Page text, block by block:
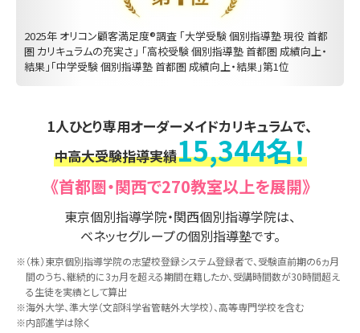
2025年 オリコン顧客満足度®調査 「大学受験 個別指導塾 現役 首都
圏 カリキュラムの充実さ」 「高校受験 個別指導塾 首都圏 成績向上・
結果」「中学受験 個別指導塾 首都圏 成績向上・結果」第1位
1人ひとり専用オーダーメイドカリキュラムで、
中高大受験指導実績15,344名！
《首都圏・関西で270教室以上を展開》
東京個別指導学院・関西個別指導学院は、
ベネッセグループの個別指導塾です。
※（株）東京個別指導学院の志望校登録システム登録者で、受験直前期の6ヵ月
間のうち、継続的に3ヵ月を超える期間在籍したか、受講時間数が30時間超え
る生徒を実績として算出
※海外大学、準大学（文部科学省管轄外大学校）、高等専門学校を含む
※内部進学は除く